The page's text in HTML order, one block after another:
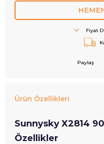
Fiyat
Paylaş
Ürün Özellikleri
Sunnysky X2814
Özellikler